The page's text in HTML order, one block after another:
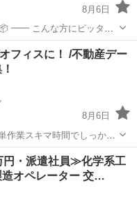
8月6日
タ
方 ・副業・ダブルワークで
社の特徴 ・
フィスに！ /不動産デー
8月6日
業スキマ時間でしっかり
アのワンルーム・1Kが中
・派遣社員≫化学系工
オペレーター 交…